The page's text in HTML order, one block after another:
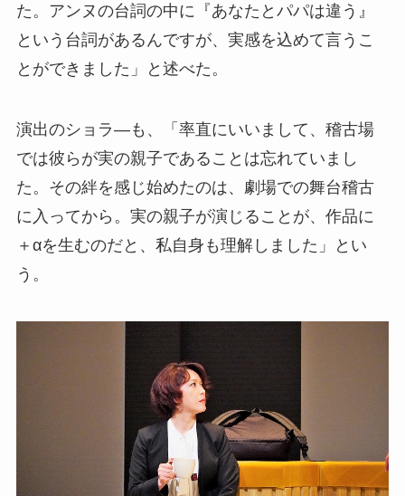
た。アンヌの台詞の中に『あなたとパパは違う』
という台詞があるんですが、実感を込めて言うこ
とができました」と述べた。
演出のショラ―も、「率直にいいまして、稽古場
では彼らが実の親子であることは忘れていまし
た。その絆を感じ始めたのは、劇場での舞台稽古
に入ってから。実の親子が演じることが、作品に
＋αを生むのだと、私自身も理解しました」とい
う。